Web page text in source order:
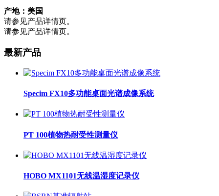
产地：美国
请参见产品详情页。
请参见产品详情页。
最新产品
Specim FX10多功能桌面光谱成像系统
PT 100植物热耐受性测量仪
HOBO MX1101无线温湿度记录仪